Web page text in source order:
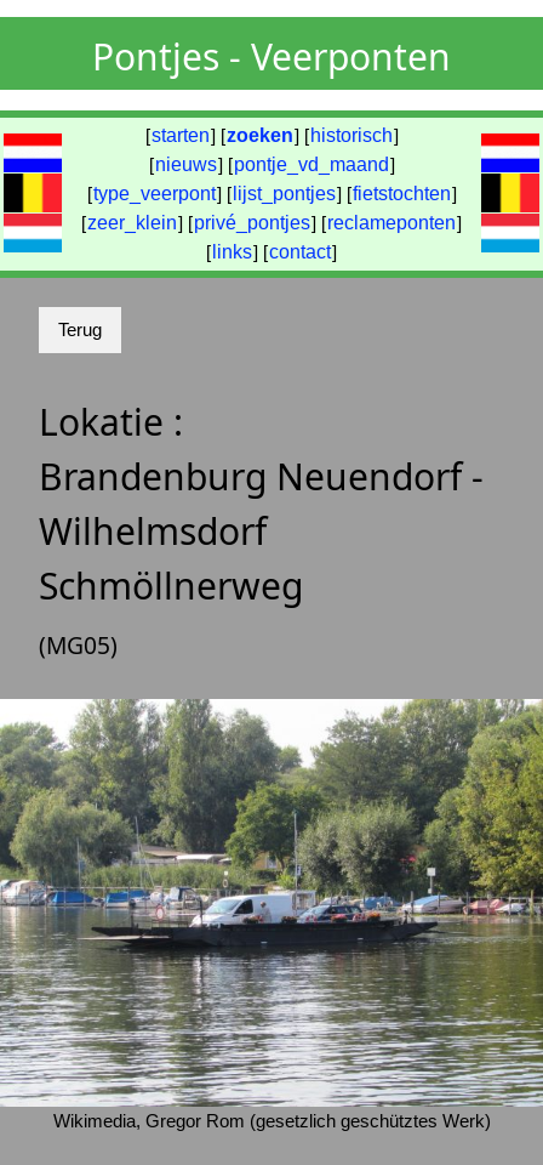
Pontjes - Veerponten
[starten] [zoeken] [ historisch]
[nieuws] [pontje_vd_maand]
[type_veerpont] [ lijst_pontjes] [fietstochten]
[zeer_klein] [privé_pontjes] [reclameponten]
[ links] [contact]
Lokatie :
Brandenburg Neuendorf -
Wilhelmsdorf
Schmöllnerweg
(MG05)
Wikimedia, Gregor Rom (gesetzlich geschütztes Werk)